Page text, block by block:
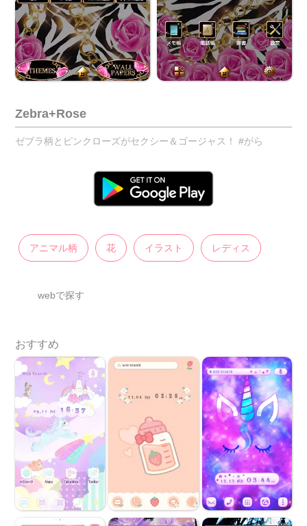
Zebra+Rose
ゼブラ柄とピンクローズがセクシー＆ゴージャス！ #がら
アニマル柄 花 イラスト レディス
webで探す
おすすめ